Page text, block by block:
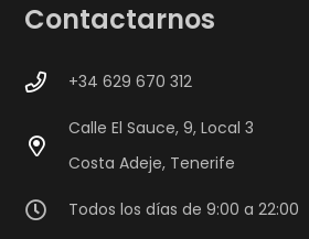
Contactarnos
+34 629 670 312
Calle El Sauce, 9, Local 3
Costa Adeje, Tenerife
Todos los días de 9:00 a 22:00